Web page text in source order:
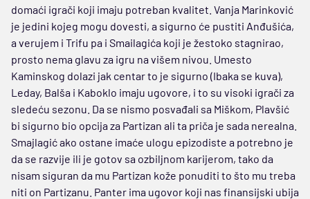
domaći igrači koji imaju potreban kvalitet. Vanja Marinković
je jedini kojeg mogu dovesti, a sigurno će pustiti Anđušića,
a verujem i Trifu pa i Smailagića koji je žestoko stagnirao,
prosto nema glavu za igru na višem nivou. Umesto
Kaminskog dolazi jak centar to je sigurno (Ibaka se kuva),
Leday, Balša i Kaboklo imaju ugovore, i to su visoki igrači za
sledeću sezonu. Da se nismo posvađali sa Miškom, Plavšić
bi sigurno bio opcija za Partizan ali ta priča je sada nerealna.
Smajlagić ako ostane imaće ulogu epizodiste a potrebno je
da se razvije ili je gotov sa ozbiljnom karijerom, tako da
nisam siguran da mu Partizan kože ponuditi to što mu treba
niti on Partizanu. Panter ima ugovor koji nas finansijski ubija